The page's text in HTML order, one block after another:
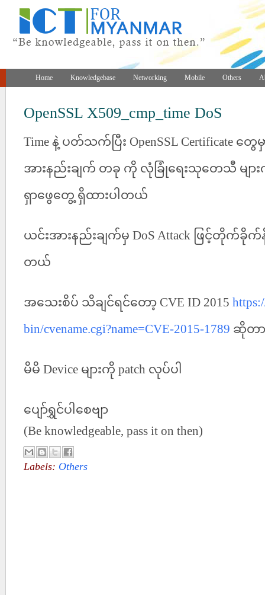
Home Knowledgebase Networking Mobile Others
OpenSSL X509_cmp_time DoS
Time နဲ့ ပတ်သက်ပြီး OpenSSL Certificate တွေ
အားနည်းချက် တခု ကို လုံခြုံရေးသုတေသီ မျာ
ရှာဖွေတွေ့ ရှိထားပါတယ်
ယင်းအားနည်းချက်မှ DoS Attack ဖြင့်တိုက်
တယ်
အသေးစိပ် သိချင်ရင်တော့ CVE ID 2015
bin/cvename.cgi?name=CVE-2015-1789 ဆိုတ
မိမိ Device များကို patch လုပ်ပါ
ပျော်ရွှင်ပါစေဗျာ
(Be knowledgeable, pass it on then)
Labels: Others